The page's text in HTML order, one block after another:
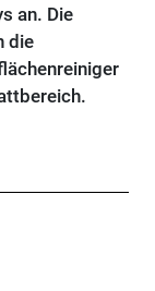
an. Die
die